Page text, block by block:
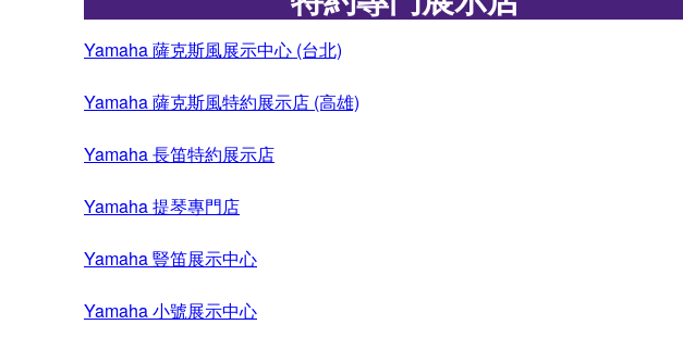
Yamaha 薩克斯風展示中心 (台北)
Yamaha 薩克斯風特約展示店 (高雄)
Yamaha 長笛特約展示店
Yamaha 提琴專門店
Yamaha 豎笛展示中心
Yamaha 小號展示中心